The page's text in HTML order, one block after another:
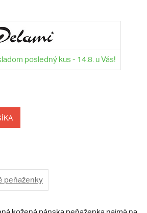
posledný kus - 14.8. u Vás!
peňaženky